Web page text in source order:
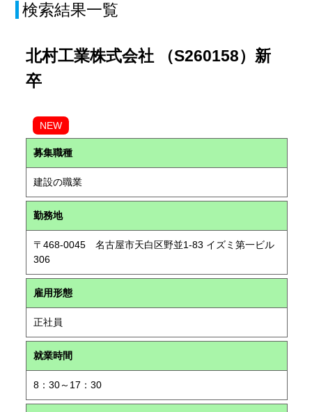
検索結果一覧
北村工業株式会社 （S260158）新
卒
NEW
募集職種
建設の職業
勤務地
〒468-0045 名古屋市天白区野並1-83 イズミ第一ビル
306
雇用形態
正社員
就業時間
8：30～17：30